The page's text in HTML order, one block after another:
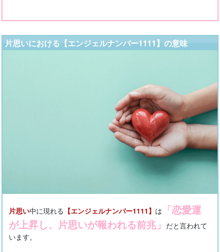
片思いにおける【エンジェルナンバー1111】の意味
片思い中に現れる 【エンジェルナンバー1111】 は
「恋愛運
が上昇し、片思いが報われる前兆」 だと言われて
います。